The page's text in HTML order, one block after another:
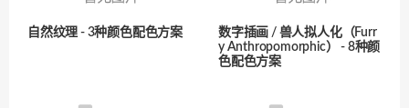
自然纹理 - 3种颜色配色方案
数字插画 / 兽人拟人化（Furr
y Anthropomorphic） - 8种颜
色配色方案